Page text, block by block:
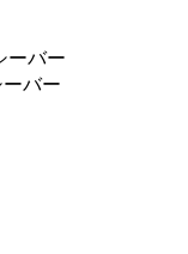
ーバー
ーバー